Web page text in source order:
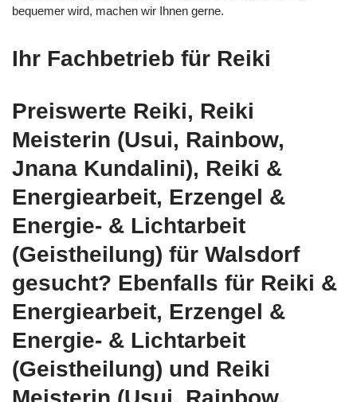
bequemer wird, machen wir Ihnen gerne.
Ihr Fachbetrieb für Reiki
Preiswerte Reiki, Reiki
Meisterin (Usui, Rainbow,
Jnana Kundalini), Reiki &
Energiearbeit, Erzengel &
Energie- & Lichtarbeit
(Geistheilung) für Walsdorf
gesucht? Ebenfalls für Reiki &
Energiearbeit, Erzengel &
Energie- & Lichtarbeit
(Geistheilung) und Reiki